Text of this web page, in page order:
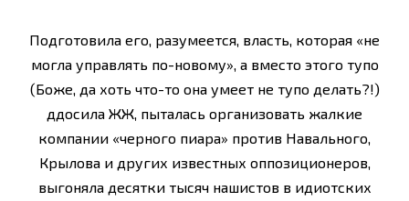
Подготовила его, разумеется, власть, которая «не
могла управлять по-новому», а вместо этого тупо
(Боже, да хоть что-то она умеет не тупо делать?!)
ддосила ЖЖ, пыталась организовать жалкие
компании «черного пиара» против Навального,
Крылова и других известных оппозиционеров,
выгоняла десятки тысяч нашистов в идиотских